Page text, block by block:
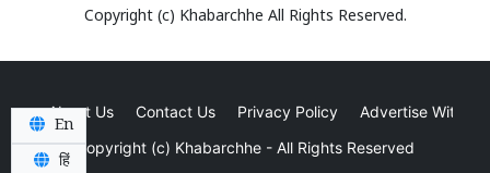
Copyright (c) Khabarchhe All Rights Reserved.
About Us Contact Us Privacy Policy
Advertise With Us
Copyright (c) Khabarchhe - All Rights Reserved
En
हिं